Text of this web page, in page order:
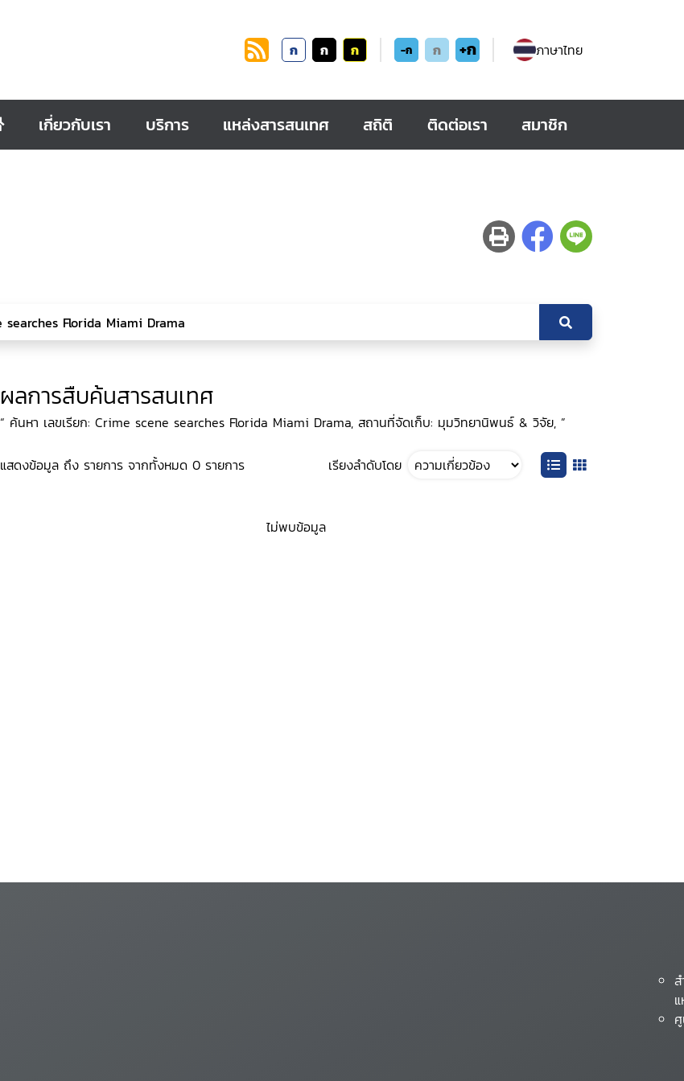
ก ก ก -ก ก +ก ภาษาไทย
เกี่ยวกับเรา บริการ แหล่งสารสนเทศ สถิติ ติดต่อเรา สมาชิก
ผลการสืบค้นสารสนเทศ
“ ค้นหา เลขเรียก: Crime scene searches Florida Miami Drama, สถานที่จัดเก็บ: มุมวิทยานิพนธ์ & วิจัย, ”
แสดงข้อมูล ถึง รายการ จากทั้งหมด 0 รายการ เรียงลำดับโดย
ไม่พบข้อมูล